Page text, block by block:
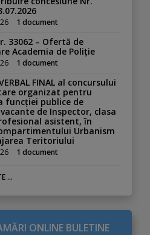
1 document
33062 – Ofertă de
Academia de Poliție
1 document
FINAL al concursului
organizat pentru
funcției publice de
de Inspector, clasa
asistent, în
Urbanism
Teritoriului
1 document
...
ONLINE BULETINE